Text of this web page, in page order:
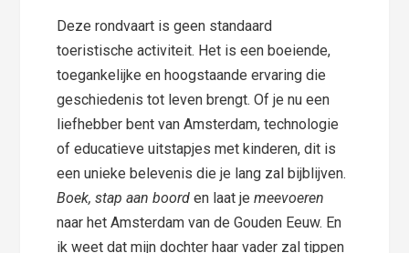
Deze rondvaart is geen standaard
toeristische activiteit. Het is een boeiende,
toegankelijke en hoogstaande ervaring die
geschiedenis tot leven brengt. Of je nu een
liefhebber bent van Amsterdam, technologie
of educatieve uitstapjes met kinderen, dit is
een unieke belevenis die je lang zal bijblijven.
Boek, stap aan boorden laat jemeevoeren
naar het Amsterdam van de Gouden Eeuw. En
ik weet dat mijn dochter haar vader zal tippen